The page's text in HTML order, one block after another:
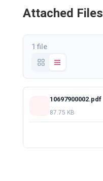
Attached Files
1 file
10697900002.pdf
87.75 KB